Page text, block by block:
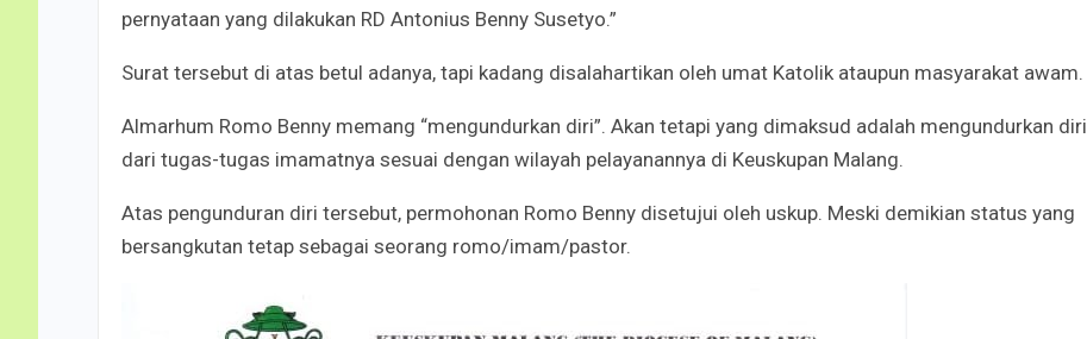
pernyataan yang dilakukan RD Antonius Benny Susetyo.”
Surat tersebut di atas betul adanya, tapi kadang disalahartikan oleh umat Katolik ataupun masyarakat awam.
Almarhum Romo Benny memang “mengundurkan diri”. Akan tetapi yang dimaksud adalah mengundurkan diri
dari tugas-tugas imamatnya sesuai dengan wilayah pelayanannya di Keuskupan Malang.
Atas pengunduran diri tersebut, permohonan Romo Benny disetujui oleh uskup. Meski demikian status yang
bersangkutan tetap sebagai seorang romo/imam/pastor.
Oct 21, 2024